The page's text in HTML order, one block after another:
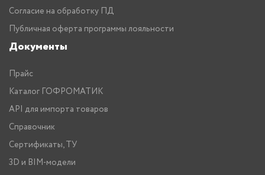
Согласие на обработку ПД
Публичная оферта программы лояльности
Документы
Прайс
Каталог ГОФРОМАТИК
API для импорта товаров
Справочник
Сертификаты, ТУ
3D и BIM-модели